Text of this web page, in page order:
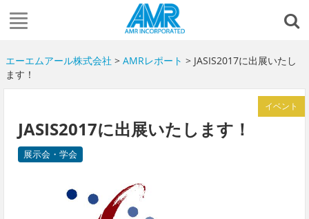
エーエムアール株式会社 > AMRレポート > JASIS2017に出展いたし
ます！
イベント
JASIS2017に出展いたします！
展示会・学会